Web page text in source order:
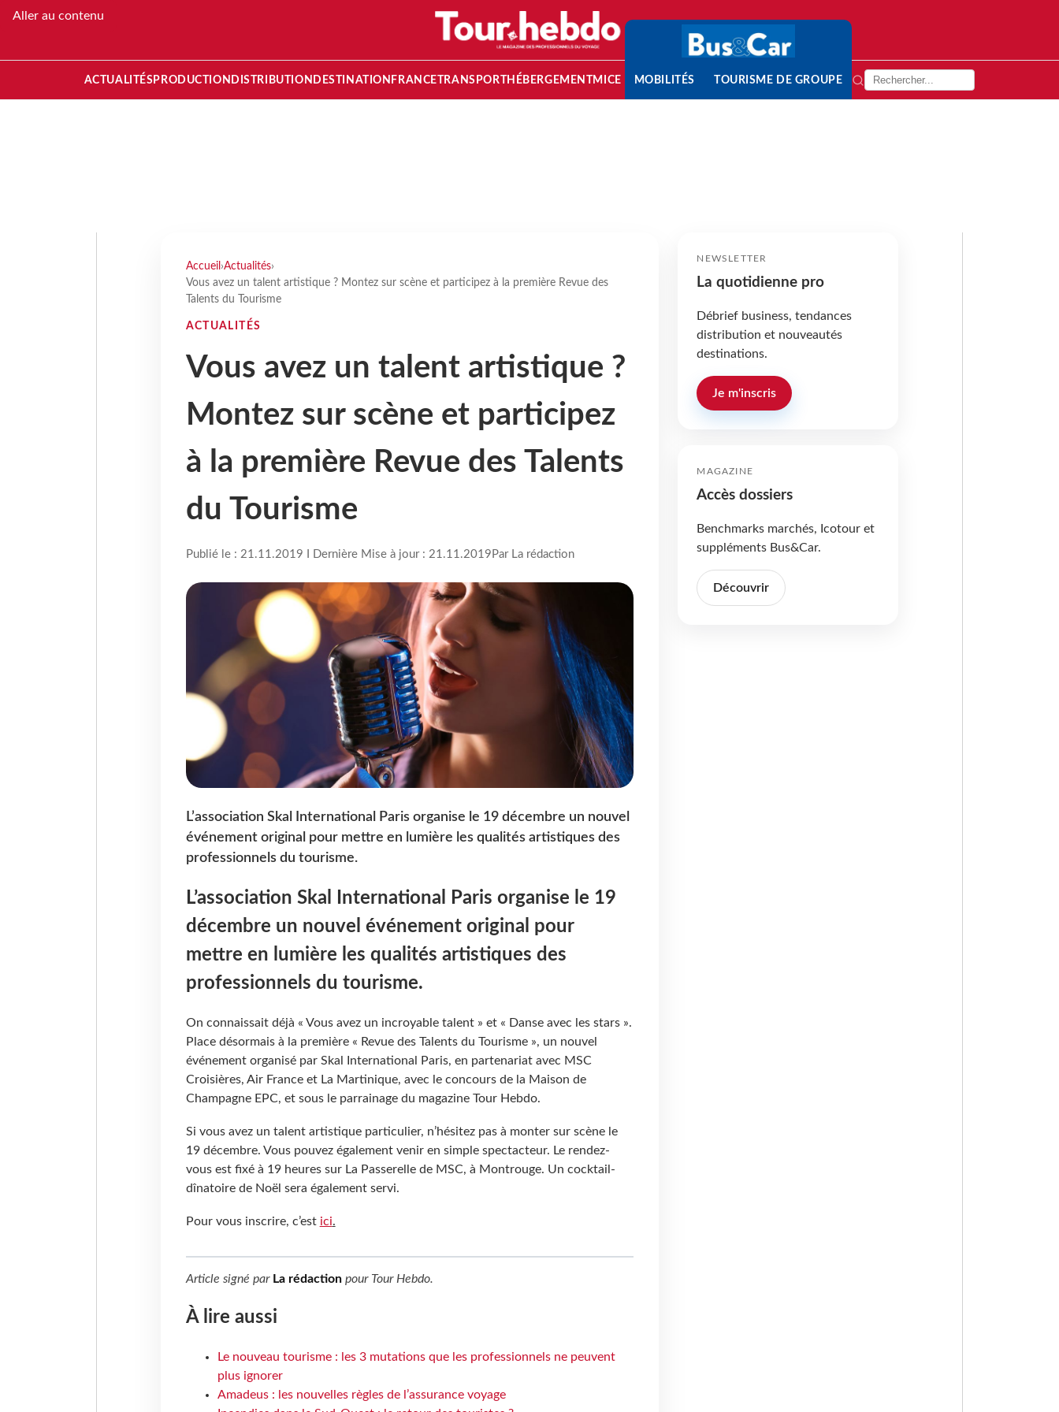
Aller au contenu
ACTUALITÉS PRODUCTION DISTRIBUTION DESTINATION FRANCETRANSPORT HÉBERGEMENTMICE MOBILITÉS TOURISME DE GROUPE
Accueil ›Actualités›
Vous avez un talent artistique ? Montez sur scène et participez à la première Revue des
Talents du Tourisme
ACTUALITÉS
Vous avez un talent artistique ?
Montez sur scène et participez
à la première Revue des Talents
du Tourisme
Publié le : 21.11.2019 I Dernière Mise à jour : 21.11.2019 Par La rédaction
L’association Skal International Paris organise le 19 décembre un nouvel
événement original pour mettre en lumière les qualités artistiques des
professionnels du tourisme.
L’association Skal International Paris organise le 19
décembre un nouvel événement original pour
mettre en lumière les qualités artistiques des
professionnels du tourisme.
On connaissait déjà « Vous avez un incroyable talent » et « Danse avec les stars ».
Place désormais à la première « Revue des Talents du Tourisme », un nouvel
événement organisé par Skal International Paris, en partenariat avec MSC
Croisières, Air France et La Martinique, avec le concours de la Maison de
Champagne EPC, et sous le parrainage du magazine Tour Hebdo.
Si vous avez un talent artistique particulier, n’hésitez pas à monter sur scène le
19 décembre. Vous pouvez également venir en simple spectacteur. Le rendez-
vous est fixé à 19 heures sur La Passerelle de MSC, à Montrouge. Un cocktail-
dînatoire de Noël sera également servi.
Pour vous inscrire, c’est ici.
Article signé par La rédactionpour Tour Hebdo.
À lire aussi
Le nouveau tourisme : les 3 mutations que les professionnels ne peuvent
plus ignorer
Amadeus : les nouvelles règles de l’assurance voyage
NEWSLETTER
La quotidienne pro
Débrief business, tendances
distribution et nouveautés
destinations.
Je m'inscris
MAGAZINE
Accès dossiers
Benchmarks marchés, Icotour et
suppléments Bus&Car.
Découvrir